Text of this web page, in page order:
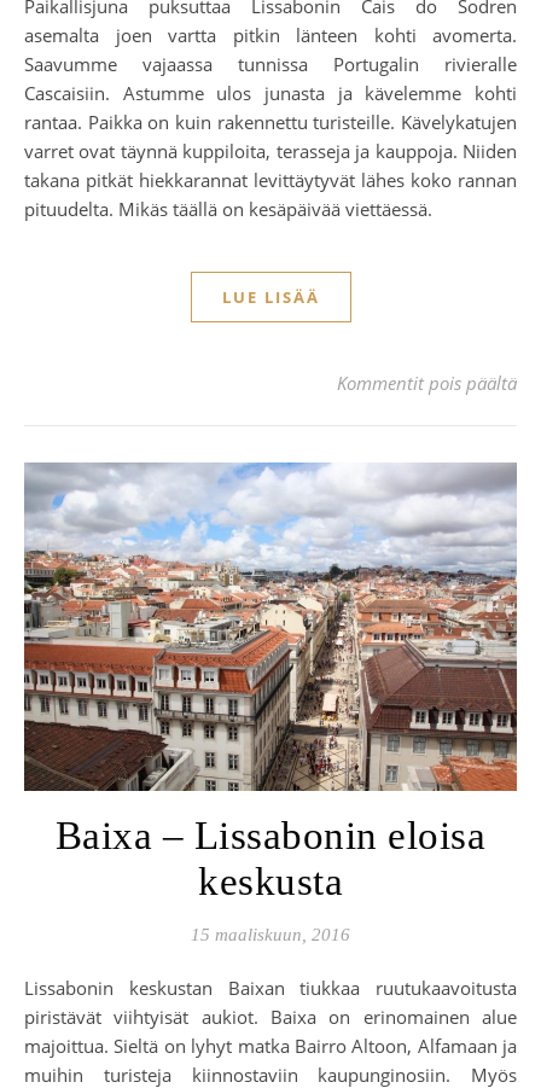
Paikallisjuna puksuttaa Lissabonin Cais do Sodren
asemalta joen vartta pitkin länteen kohti avomerta.
Saavumme vajaassa tunnissa Portugalin rivieralle
Cascaisiin. Astumme ulos junasta ja kävelemme kohti
rantaa. Paikka on kuin rakennettu turisteille. Kävelykatujen
varret ovat täynnä kuppiloita, terasseja ja kauppoja. Niiden
takana pitkät hiekkarannat levittäytyvät lähes koko rannan
pituudelta. Mikäs täällä on kesäpäivää viettäessä.
LUE LISÄÄ
Kommentit pois päältä
Baixa – Lissabonin eloisa
keskusta
15 maaliskuun, 2016
Lissabonin keskustan Baixan tiukkaa ruutukaavoitusta
piristävät viihtyisät aukiot. Baixa on erinomainen alue
majoittua. Sieltä on lyhyt matka Bairro Altoon, Alfamaan ja
muihin turisteja kiinnostaviin kaupunginosiin. Myös